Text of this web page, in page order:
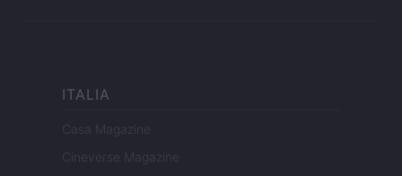
ITALIA
Casa Magazine
Cineverse Magazine